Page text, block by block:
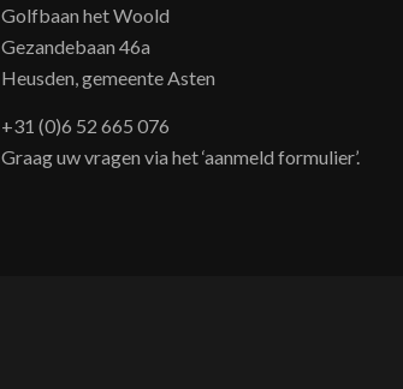
Golfbaan het Woold
Gezandebaan 46a
Heusden, gemeente Asten
+31 (0)6 52 665 076
Graag uw vragen via het ‘aanmeld formulier’.